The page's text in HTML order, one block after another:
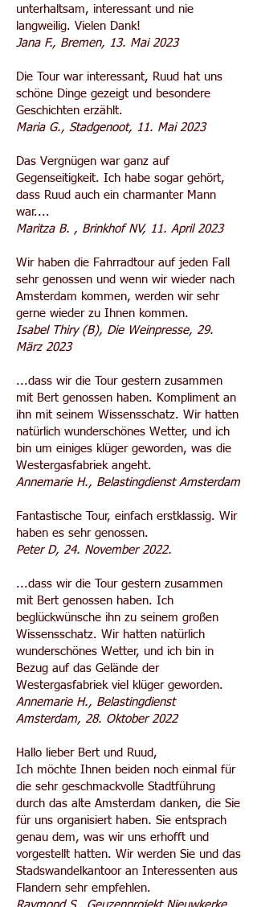
unterhaltsam, interessant und nie
langweilig. Vielen Dank!
Jana F., Bremen, 13. Mai 2023
Die Tour war interessant, Ruud hat uns
schöne Dinge gezeigt und besondere
Geschichten erzählt.
Maria G., Stadgenoot, 11. Mai 2023
Das Vergnügen war ganz auf
Gegenseitigkeit. Ich habe sogar gehört,
dass Ruud auch ein charmanter Mann
war....
Maritza B. , Brinkhof NV, 11. April 2023
Wir haben die Fahrradtour auf jeden Fall
sehr genossen und wenn wir wieder nach
Amsterdam kommen, werden wir sehr
gerne wieder zu Ihnen kommen.
Isabel Thiry (B), Die Weinpresse, 29.
März 2023
...dass wir die Tour gestern zusammen
mit Bert genossen haben. Kompliment an
ihn mit seinem Wissensschatz. Wir hatten
natürlich wunderschönes Wetter, und ich
bin um einiges klüger geworden, was die
Westergasfabriek angeht.
Annemarie H., Belastingdienst Amsterdam
Fantastische Tour, einfach erstklassig. Wir
haben es sehr genossen.
Peter D, 24. November 2022.
...dass wir die Tour gestern zusammen
mit Bert genossen haben. Ich
beglückwünsche ihn zu seinem großen
Wissensschatz. Wir hatten natürlich
wunderschönes Wetter, und ich bin in
Bezug auf das Gelände der
Westergasfabriek viel klüger geworden.
Annemarie H., Belastingdienst
Amsterdam, 28. Oktober 2022
Hallo lieber Bert und Ruud,
Ich möchte Ihnen beiden noch einmal für
die sehr geschmackvolle Stadtführung
durch das alte Amsterdam danken, die Sie
für uns organisiert haben. Sie entsprach
genau dem, was wir uns erhofft und
vorgestellt hatten. Wir werden Sie und das
Stadswandelkantoor an Interessenten aus
Flandern sehr empfehlen.